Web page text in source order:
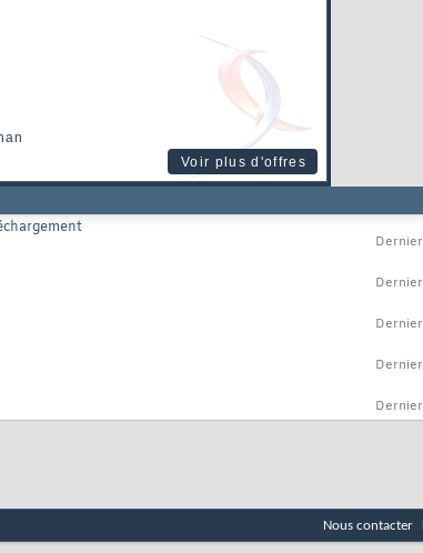
Voir plus d'offres
Nous contacter